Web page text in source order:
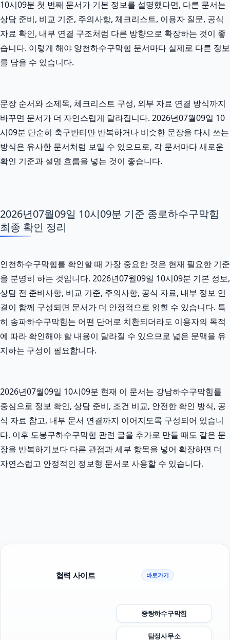
10시09분 첫 번째 문서가 기본 정보를 설명했다면, 다른 문서는
상담 준비, 비교 기준, 주의사항, 체크리스트, 이용자 질문, 공식
자료 확인, 내부 연결 구조처럼 다른 방향으로 확장하는 것이 좋
습니다. 이렇게 해야 양천하수구막힘 문서마다 실제로 다른 정보
를 담을 수 있습니다.
문장 순서와 소제목, 체크리스트 구성, 외부 자료 연결 방식까지
바꾸면 문서가 더 자연스럽게 달라집니다. 2026년07월09일 10
시09분 단순히 축구반티만 반복하거나 비슷한 문장을 다시 쓰는
방식은 유사한 문서처럼 보일 수 있으므로, 각 문서마다 새로운
확인 기준과 설명 흐름을 넣는 것이 좋습니다.
2026년07월09일 10시09분 기준 종로하수구막힘
최종 확인 정리
인천하수구막힘를 확인할 때 가장 중요한 것은 현재 필요한 기준
을 분명히 하는 것입니다. 2026년07월09일 10시09분 기본 정보,
상담 전 준비사항, 비교 기준, 주의사항, 공식 자료, 내부 정보 연
결이 함께 구성되면 문서가 더 안정적으로 읽힐 수 있습니다. 특
히 송파하수구막힘는 어떤 단어로 치환되더라도 이용자의 목적
에 따라 확인해야 할 내용이 달라질 수 있으므로 넓은 문맥을 유
지하는 구성이 필요합니다.
2026년07월09일 10시09분 현재 이 문서는 강남하수구막힘를
중심으로 정보 확인, 상담 준비, 조건 비교, 안전한 확인 방식, 공
식 자료 참고, 내부 문서 연결까지 이어지도록 구성되어 있습니
다. 이후 도봉구하수구막힘 관련 글을 추가로 만들 때도 같은 문
장을 반복하기보다 다른 관점과 세부 항목을 넣어 확장하면 더
자연스럽고 안정적인 정보형 문서로 사용할 수 있습니다.
협력 사이트 바로가기
중랑하수구막힘
탐정사무소